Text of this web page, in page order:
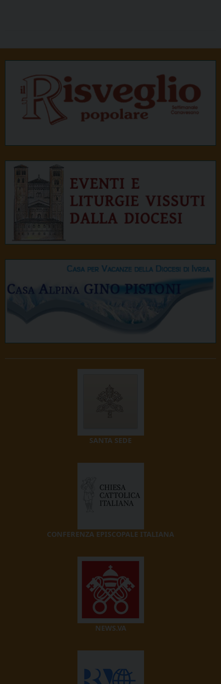
SANTA SEDE
CONFERENZA EPISCOPALE ITALIANA
NEWS.VA